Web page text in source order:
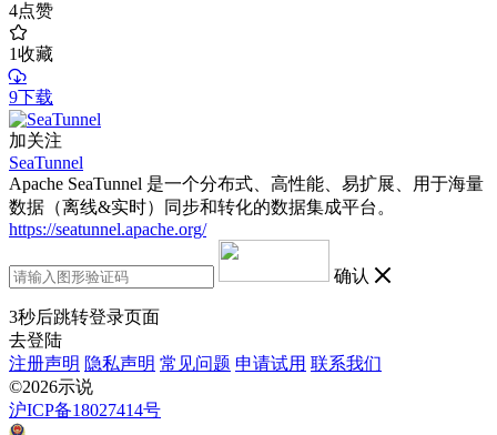
4点赞
1收藏
9下载
加关注
SeaTunnel
Apache SeaTunnel 是一个分布式、高性能、易扩展、用于海量
数据（离线&实时）同步和转化的数据集成平台。
https://seatunnel.apache.org/
确认
3秒后跳转登录页面
去登陆
注册声明 隐私声明 常见问题 申请试用 联系我们
©2026示说
沪ICP备18027414号